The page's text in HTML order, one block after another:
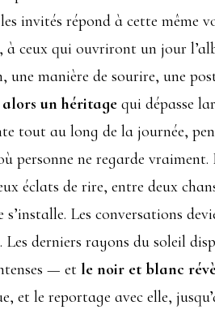
invités répond à cette même
ceux qui ouvriront un jour
manière de sourire, une
un héritage qui dépasse
tout au long de la journée,
personne ne regarde
éclats de rire, entre deux
Les conversations
derniers rayons du soleil
— et le noir et blanc
le reportage avec elle,